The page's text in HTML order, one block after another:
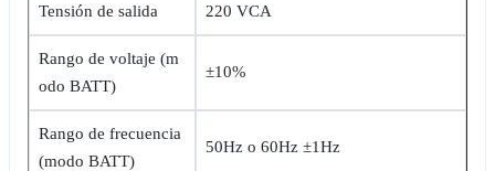
Tensión de salida 220 VCA
Rango de voltaje (m
odo BATT)
±10%
Rango de frecuencia
(modo BATT)
50Hz o 60Hz ±1Hz